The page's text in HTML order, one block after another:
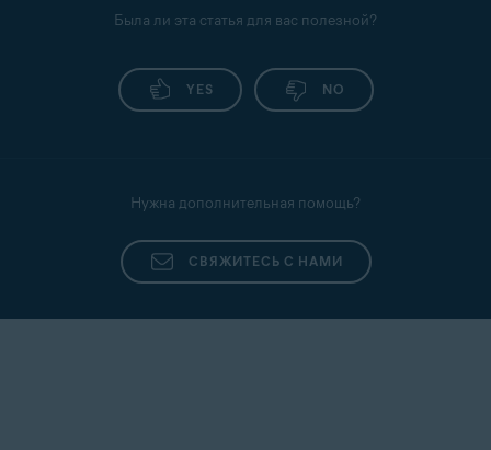
Была ли эта статья для вас полезной?
YES NO
Нужна дополнительная помощь?
СВЯЖИТЕСЬ С НАМИ